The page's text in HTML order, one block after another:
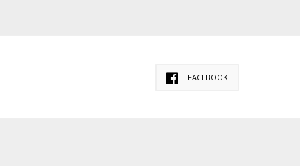
FACEBOOK